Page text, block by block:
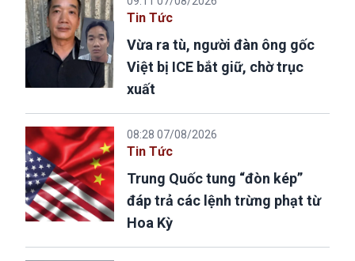
Tin Tức
Vừa ra tù, người đàn ông gốc
Việt bị ICE bắt giữ, chờ trục
xuất
08:28 07/08/2026
Tin Tức
Trung Quốc tung “đòn kép”
đáp trả các lệnh trừng phạt từ
Hoa Kỳ